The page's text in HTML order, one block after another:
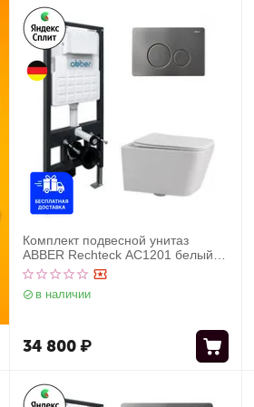
Комплект подвесной унитаз
ABBER Rechteck AC1201 белый с
инсталляцией AC0105 и кнопкой
AC0121NG оружейная сталь
в наличии
34 800₽